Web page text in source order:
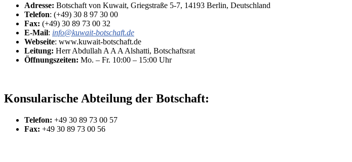
Adresse: Botschaft von Kuwait, Griegstraße 5-7, 14193 Berlin, Deutschland
Telefon: (+49) 30 8 97 30 00
Fax: (+49) 30 89 73 00 32
E-Mail: info@kuwait-botschaft.de
Webseite: www.kuwait-botschaft.de
Leitung: Herr Abdullah A A A Alshatti, Botschaftsrat
Öffnungszeiten: Mo. – Fr. 10:00 – 15:00 Uhr
Konsularische Abteilung der Botschaft:
Telefon: +49 30 89 73 00 57
Fax: +49 30 89 73 00 56